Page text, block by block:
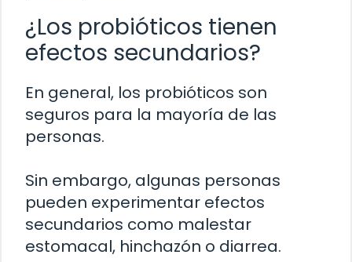
¿Los probióticos tienen
efectos secundarios?
En general, los probióticos son
seguros para la mayoría de las
personas.
Sin embargo, algunas personas
pueden experimentar efectos
secundarios como malestar
estomacal, hinchazón o diarrea.